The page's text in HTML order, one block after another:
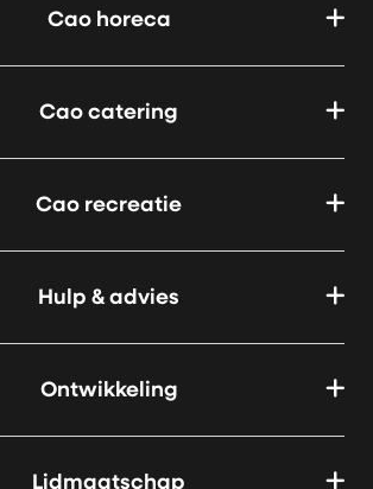
Cao horeca
Cao catering
Cao recreatie
Hulp & advies
Ontwikkeling
Lidmaatschap